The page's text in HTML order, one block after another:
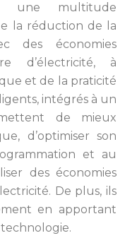
une multitude
la réduction de la
des économies
d’électricité, à
et de la praticité
intégrés à un
de mieux
d’optimiser son
et au
des économies
De plus, ils
en apportant